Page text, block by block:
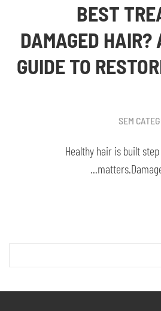
BEST
DAMAGED HAIR?
GUIDE TO
SEM
Healthy hair is built